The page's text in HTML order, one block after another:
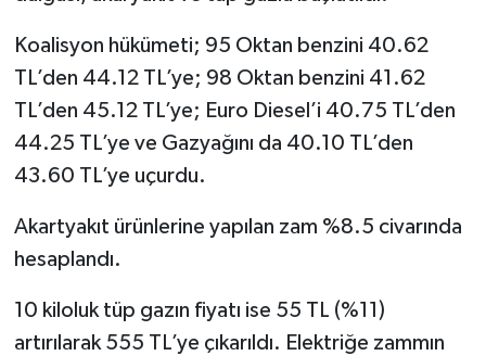
Koalisyon hükümeti; 95 Oktan benzini 40.62
TL’den 44.12 TL’ye; 98 Oktan benzini 41.62
TL’den 45.12 TL’ye; Euro Diesel’i 40.75 TL’den
44.25 TL’ye ve Gazyağını da 40.10 TL’den
43.60 TL’ye uçurdu.
Akartyakıt ürünlerine yapılan zam %8.5 civarında
hesaplandı.
10 kiloluk tüp gazın fiyatı ise 55 TL (%11)
artırılarak 555 TL’ye çıkarıldı. Elektriğe zammın